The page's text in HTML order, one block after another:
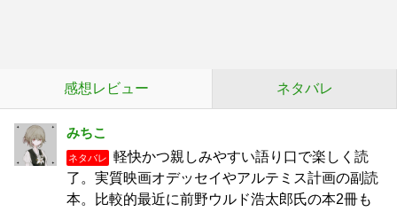
感想レビュー ネタバレ
みちこ
ネタバレ
軽快かつ親しみやすい語り口で楽しく読
了。実質映画オデッセイやアルテミス計画の副読
本。比較的最近に前野ウルド浩太郎氏の本2冊も